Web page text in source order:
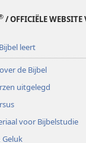
/ OFFICIËLE WEBSITE
leert
de Bijbel
uitgelegd
voor Bijbelstudie
Geluk